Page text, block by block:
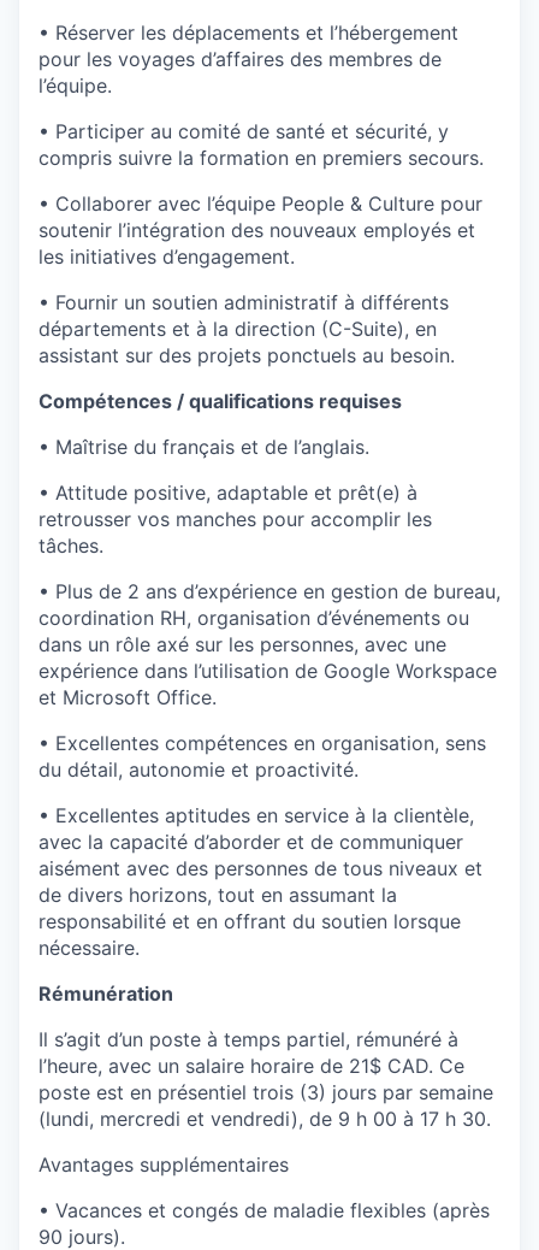
• Réserver les déplacements et l’hébergement
pour les voyages d’affaires des membres de
l’équipe.
• Participer au comité de santé et sécurité, y
compris suivre la formation en premiers secours.
• Collaborer avec l’équipe People & Culture pour
soutenir l’intégration des nouveaux employés et
les initiatives d’engagement.
• Fournir un soutien administratif à différents
départements et à la direction (C-Suite), en
assistant sur des projets ponctuels au besoin.
Compétences / qualifications requises
• Maîtrise du français et de l’anglais.
• Attitude positive, adaptable et prêt(e) à
retrousser vos manches pour accomplir les
tâches.
• Plus de 2 ans d’expérience en gestion de bureau,
coordination RH, organisation d’événements ou
dans un rôle axé sur les personnes, avec une
expérience dans l’utilisation de Google Workspace
et Microsoft Office.
• Excellentes compétences en organisation, sens
du détail, autonomie et proactivité.
• Excellentes aptitudes en service à la clientèle,
avec la capacité d’aborder et de communiquer
aisément avec des personnes de tous niveaux et
de divers horizons, tout en assumant la
responsabilité et en offrant du soutien lorsque
nécessaire.
Rémunération
Il s’agit d’un poste à temps partiel, rémunéré à
l’heure, avec un salaire horaire de 21$ CAD. Ce
poste est en présentiel trois (3) jours par semaine
(lundi, mercredi et vendredi), de 9 h 00 à 17 h 30.
Avantages supplémentaires
• Vacances et congés de maladie flexibles (après
90 jours).